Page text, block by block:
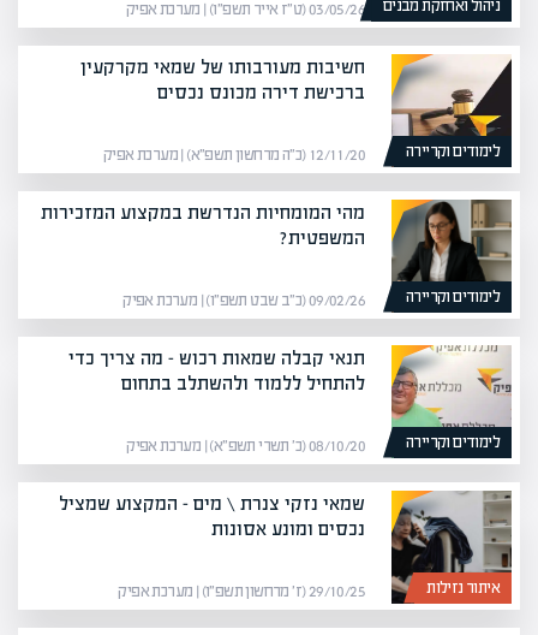
ניהול ואחזקת מבנים 03/05/26 (ט״ז אייר תשפ״ו) | מערכת אפיק
לימודים וקריירה
חשיבות מעורבותו של שמאי מקרקעין
ברכישת דירה מכונס נכסים
12/11/20 (כ״ה מרחשון תשפ״א) | מערכת אפיק
לימודים וקריירה
מהי המומחיות הנדרשת במקצוע המזכירות
המשפטית?
09/02/26 (כ״ב שבט תשפ״ו) | מערכת אפיק
לימודים וקריירה
תנאי קבלה שמאות רכוש – מה צריך כדי
להתחיל ללמוד ולהשתלב בתחום
08/10/20 (כ׳ תשרי תשפ״א) | מערכת אפיק
איתור נזילות
שמאי נזקי צנרת \ מים – המקצוע שמציל
נכסים ומונע אסונות
29/10/25 (ז׳ מרחשון תשפ״ו) | מערכת אפיק